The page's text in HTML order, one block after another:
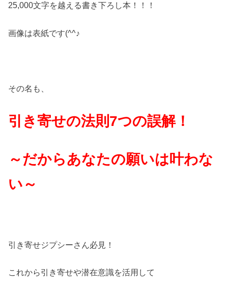
25,000文字を越える書き下ろし本！！！
画像は表紙です(^^♪
その名も、
引き寄せの法則7つの誤解！
～だからあなたの願いは叶わな
い～
引き寄せジプシーさん必見！
これから引き寄せや潜在意識を活用して